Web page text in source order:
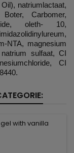
natriumlactaat,
Carbomer,
oleth- 10,
NTA, magnesium
sulfaat, CI
CI